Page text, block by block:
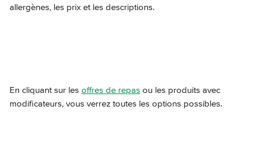
allergènes, les prix et les descriptions.
En cliquant sur les offres de repas ou les produits avec
modificateurs, vous verrez toutes les options possibles.